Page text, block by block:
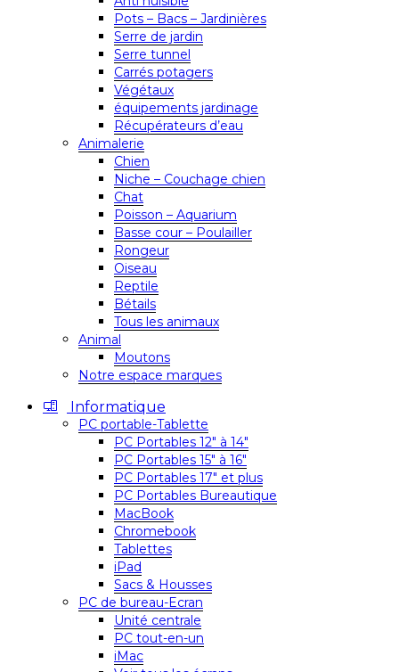
Pots – Bacs – Jardinières
Serre de jardin
Serre tunnel
Carrés potagers
Végétaux
équipements jardinage
Récupérateurs d’eau
Animalerie
Chien
Niche – Couchage chien
Chat
Poisson – Aquarium
Basse cour – Poulailler
Rongeur
Oiseau
Reptile
Bétails
Tous les animaux
Animal
Moutons
Notre espace marques
Informatique
PC portable-Tablette
PC Portables 12″ à 14″
PC Portables 15″ à 16″
PC Portables 17″ et plus
PC Portables Bureautique
MacBook
Chromebook
Tablettes
iPad
Sacs & Housses
PC de bureau-Ecran
Unité centrale
PC tout-en-un
iMac